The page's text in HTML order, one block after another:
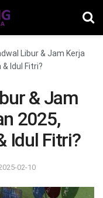
Libur & Jam Kerja
Idul Fitri?
& Jam
2025,
Idul Fitri?
02-10